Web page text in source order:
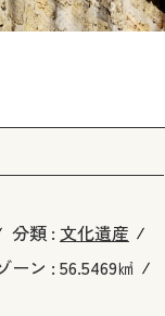
分類 : 文化遺産
ーン : 56.5469㎢